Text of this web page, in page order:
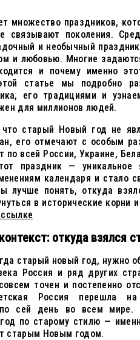
множество праздников,
связывают поколения.
и необычный
и любовью. Многие
и почему именно
статье мы подробно
его традициями и
для миллионов людей.
старый Новый год не
его отмечают с особым
по всей России, Украине,
праздник — уникальное
календаря и
лучше понять, откуда
в исторические корни
откуда взялся
старый новый год, нужно
Россия и ряд других
точен и постепенно
Россия перешла на
сей день во всем мире.
по старому стилю —
старым Новым годом.